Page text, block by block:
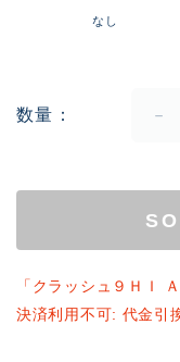
なし
数量
「クラッシュ９ＨＩ
決済利用不可: 代金引